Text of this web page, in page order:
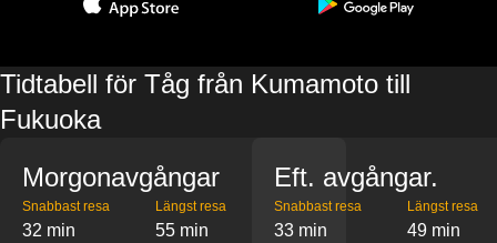
Tidtabell för Tåg från Kumamoto till
Fukuoka
Morgonavgångar
Snabbast resa
32 min
Längst resa
55 min
Eft. avgångar.
Snabbast resa
33 min
Längst resa
49 min